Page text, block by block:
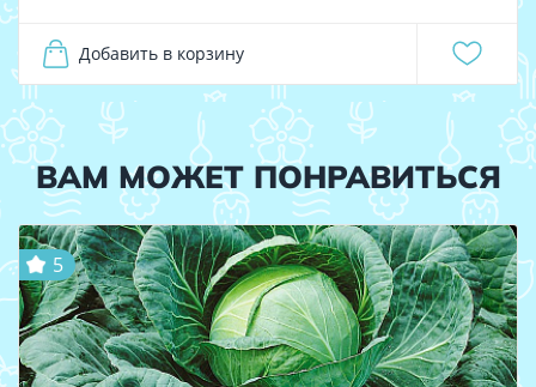
Добавить в корзину
ВАМ МОЖЕТ ПОНРАВИТЬСЯ
5